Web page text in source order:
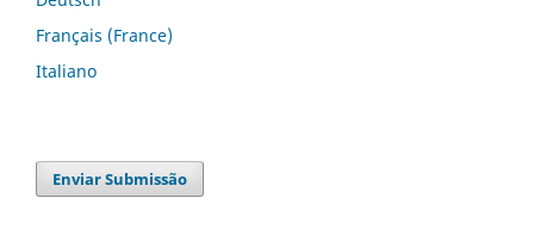
Français (France)
Italiano
Enviar Submissão